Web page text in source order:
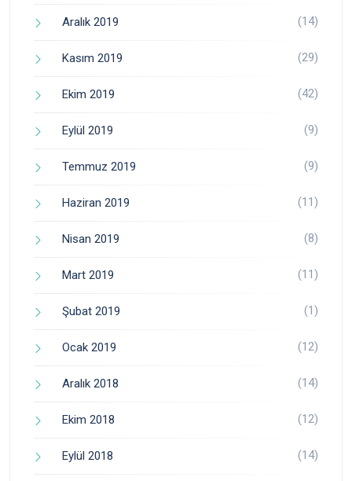
Aralık 2019 (14)
Kasım 2019 (29)
Ekim 2019 (42)
Eylül 2019 (9)
Temmuz 2019 (9)
Haziran 2019 (11)
Nisan 2019 (8)
Mart 2019 (11)
Şubat 2019 (1)
Ocak 2019 (12)
Aralık 2018 (14)
Ekim 2018 (12)
Eylül 2018 (14)